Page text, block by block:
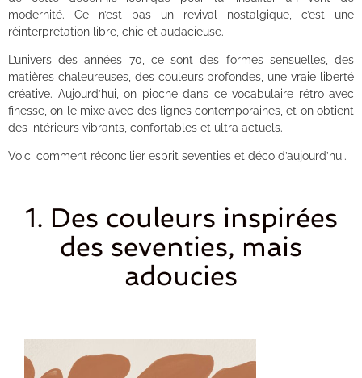
modernité. Ce n’est pas un revival nostalgique, c’est une
réinterprétation libre, chic et audacieuse.
L’univers des années 70, ce sont des formes sensuelles, des
matières chaleureuses, des couleurs profondes, une vraie liberté
créative. Aujourd’hui, on pioche dans ce vocabulaire rétro avec
finesse, on le mixe avec des lignes contemporaines, et on obtient
des intérieurs vibrants, confortables et ultra actuels.
Voici comment réconcilier esprit seventies et déco d’aujourd’hui.
1. Des couleurs inspirées
des seventies, mais
adoucies